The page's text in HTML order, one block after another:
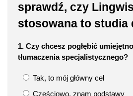
sprawdź, czy
stosowana to studia
1. Czy chcesz pogłębić
tłumaczenia specjalistycznego?
Tak, to mój główny cel
Częściowo, znam podstawy